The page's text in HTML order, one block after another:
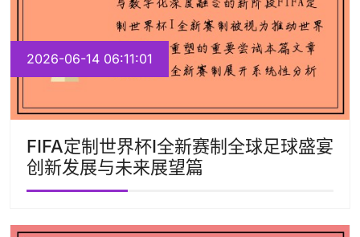
2026-06-14 06:11:01
FIFA定制世界杯I全新赛制全球足球盛宴
创新发展与未来展望篇